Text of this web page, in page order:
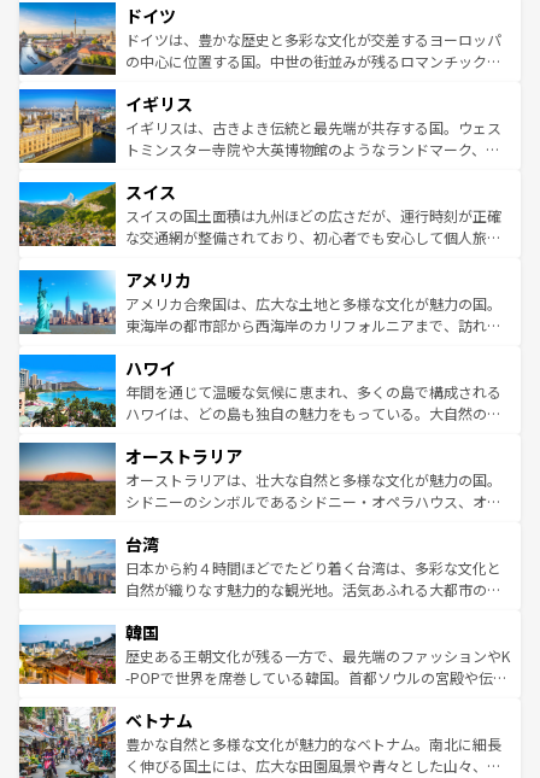
せる。地方によって風土や気候が異なるスペインはその個
性で訪れる人を魅了する。 なお、新着のスペイン情報は コ
ンテンツ一覧を参照してほしい。
で、幅広い魅力が詰まっている。華麗な宮殿、歴史的な大
聖堂、美しいビーチ、そして豊かな自然が、訪れる者を心
から魅了する。また、フランスは美食の国としても知ら
いる。シャンパンの発祥地であるランス、プロヴァンスの
香り高いラベンダー畑など、多彩な楽しみ方が可能だ。さ
らに、パリ以外の地域にも魅力が溢れており、どの街角に
れる地方に足を運ぶとそれぞれで全く異なる文化を体験で
きるだろう。 なお、新着のフランス情報はコンテンツ一覧
を参照してほしい。
ドイツ
ドイツは、豊かな歴史と多彩な文化が交差するヨーロッパ
の中心に位置する国。中世の街並みが残るロマンチック街
顔を持つこの国は、どこを歩いても飽きることがない。ベ
ルリンの文化的活気、バイエルン州のアルプスの絶景、そ
してライン川沿いのワイン畑といった風景は必見。ビール
は、お酒好きな人にはぜひ体験してほしい。 なお、新着の
ドイツ情報はコンテンツ一覧を参照してほしい。
イギリス
イギリスは、古きよき伝統と最先端が共存する国。ウェス
トミンスター寺院や大英博物館のようなランドマーク、歴
リアごとに異なる魅力がある。また、優雅なアフタヌーン
ティー、ビール好きにはたまらない英国パブ、サッカー観
戦など、本場だからこそできる体験も豊富。イギリスを旅
ンツ一覧を参照してほしい。
スイス
スイスの国土面積は九州ほどの広さだが、運行時刻が正確
な交通網が整備されており、初心者でも安心して個人旅行
の建物がそのまま残る町や、スイスならではのユニークな
博物館もあり、アルプス観光だけでなく町歩きも満喫する
ことができる。国民の所得が高いため物価も高いが、旅行
ば市内交通費無料で観光を楽しむこともできる。 なお、新
着のスイス情報はコンテンツ一覧 を参照してほしい。
アメリカ
アメリカ合衆国は、広大な土地と多様な文化が魅力の国。
東海岸の都市部から西海岸のカリフォルニアまで、訪れる
のような巨大都市は、観光、ショッピング、エンターテイ
ンメントが詰まった刺激的なスポットだ。一方、アメリカ
西部には大自然が広がり、グランドキャニオンやイエロー
部のニューオーリンズでは、音楽と美食が融合した独特の
文化が魅力。旅行者はアメリカの各地域で異なる魅力を楽
しみながら、その多様性と豊かな歴史を感じることができ
ならではの贅沢な旅のスタイルだ。 なお、新着のアメリカ
情報はコンテンツ一覧を参照してほしい。
ハワイ
年間を通じて温暖な気候に恵まれ、多くの島で構成される
ハワイは、どの島も独自の魅力をもっている。大自然の神
ワイ島は見逃せない。また、定番の観光地といえばオアフ
島だが、静かな自然を求めるならマウイ島やカウアイ島が
おすすめ。エメラルドグリーンに輝く海をはじめ、豊かな
れるおもてなしの心で訪れる人々を迎えてくれるハワイの
人々、おいしいローカルフードやハワイアンミュージッ
ク、伝統的なフラダンスなど、すべてがハワイの魅力を彩
ワイを、存分に味わってほしい。 なお、新着のハワイ情報
はコンテンツ一覧を参照してほしい。
オーストラリア
オーストラリアは、壮大な自然と多様な文化が魅力の国。
シドニーのシンボルであるシドニー・オペラハウス、オー
リアリーフや大陸中央部にそびえるウルル（エアーズロッ
ク）、タスマニアの美しい原生林やケアンズの熱帯雨林な
ど、見どころがたくさん。また、カフェやワイン、オージ
いる。アクティビティも充実しており、サーフィンやダイ
ビング、ハイキングなど、アウトドア好きにはたまらな
い。オーストラリアの多彩な魅力を存分に味わいつくそ
参照してほしい。
台湾
日本から約４時間ほどでたどり着く台湾は、多彩な文化と
自然が織りなす魅力的な観光地。活気あふれる大都市の台
ン）、静ひつな山岳地帯である台湾東部など、都市の喧騒
と山間の静けさが共存しており、訪れる人に新しい発見と
驚きをもたらしてくれる。また、奥深い台湾の食文化も魅
容にもいいと評判のスイーツなど、バラエティ豊かな料理
が味わえる。 なお、新着の台湾情報は コンテンツ一覧を参
照してほしい。
韓国
歴史ある王朝文化が残る一方で、最先端のファッションやK
-POPで世界を席巻している韓国。首都ソウルの宮殿や伝統
き、地方に足を延ばせば四季折々の自然美を楽しむことが
できる。そして、キムチや焼肉、絶品のストリートフード
まで、さまざまな韓国料理が待っている。夜には、韓国な
ベトナム
豊かな自然と多様な文化が魅力的なベトナム。南北に細長
く伸びる国土には、広大な田園風景や青々とした山々、世